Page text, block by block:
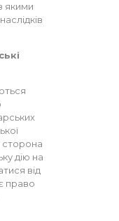
якими
сторона
дію на
від
право